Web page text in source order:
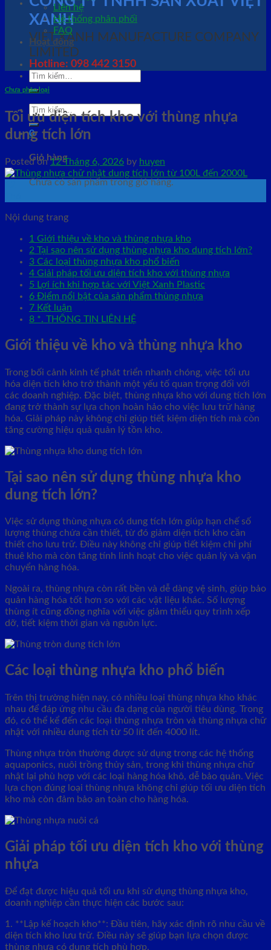
XANH
VIET XANH MANUFACTURE COMPANY
LIMITED
Tìm
kiếm:
Tìm
kiếm:
0
Giỏ hàng
Chưa có sản phẩm trong giỏ hàng.
Liên hệ
Hệ thống phân phối
FAQ
Hoạt động
Hotline: 098 442 3150
Chưa phân loại
Tối ưu diện tích kho với thùng nhựa
dung tích lớn
Posted on12 Tháng 6, 2026 by huyen
Nội dung trang
1 Giới thiệu về kho và thùng nhựa kho
2 Tại sao nên sử dụng thùng nhựa kho dung tích lớn?
3 Các loại thùng nhựa kho phổ biến
4 Giải pháp tối ưu diện tích kho với thùng nhựa
5 Lợi ích khi hợp tác với Việt Xanh Plastic
6 Điểm nổi bật của sản phẩm thùng nhựa
7 Kết luận
8 *. THÔNG TIN LIÊN HỆ
Giới thiệu về kho và thùng nhựa kho
Trong bối cảnh kinh tế phát triển nhanh chóng, việc tối ưu
hóa diện tích kho trở thành một yếu tố quan trọng đối với
các doanh nghiệp. Đặc biệt, thùng nhựa kho với dung tích lớn
đang trở thành sự lựa chọn hoàn hảo cho việc lưu trữ hàng
hóa. Giải pháp này không chỉ giúp tiết kiệm diện tích mà còn
tăng cường hiệu quả quản lý tồn kho.
Tại sao nên sử dụng thùng nhựa kho
dung tích lớn?
Việc sử dụng thùng nhựa có dung tích lớn giúp hạn chế số
lượng thùng chứa cần thiết, từ đó giảm diện tích kho cần
thiết cho lưu trữ. Điều này không chỉ giúp tiết kiệm chi phí
thuê kho mà còn tăng tính linh hoạt cho việc quản lý và vận
chuyển hàng hóa.
Ngoài ra, thùng nhựa còn rất bền và dễ dàng vệ sinh, giúp bảo
quản hàng hóa tốt hơn so với các vật liệu khác. Số lượng
thùng ít cũng đồng nghĩa với việc giảm thiểu quy trình xếp
dỡ, tiết kiệm thời gian và nguồn lực.
Các loại thùng nhựa kho phổ biến
Trên thị trường hiện nay, có nhiều loại thùng nhựa kho khác
nhau để đáp ứng nhu cầu đa dạng của người tiêu dùng. Trong
đó, có thể kể đến các loại thùng nhựa tròn và thùng nhựa chữ
nhật với nhiều dung tích từ 50 lít đến 4000 lít.
Thùng nhựa tròn thường được sử dụng trong các hệ thống
aquaponics, nuôi trồng thủy sản, trong khi thùng nhựa chữ
nhật lại phù hợp với các loại hàng hóa khô, dễ bảo quản. Việc
lựa chọn đúng loại thùng nhựa không chỉ giúp tối ưu diện tích
kho mà còn đảm bảo an toàn cho hàng hóa.
Giải pháp tối ưu diện tích kho với thùng
nhựa
Để đạt được hiệu quả tối ưu khi sử dụng thùng nhựa kho,
doanh nghiệp cần thực hiện các bước sau:
1. **Lập kế hoạch kho**: Đầu tiên, hãy xác định rõ nhu cầu về
diện tích kho lưu trữ. Điều này sẽ giúp bạn lựa chọn được
thùng nhựa có dung tích phù hợp.